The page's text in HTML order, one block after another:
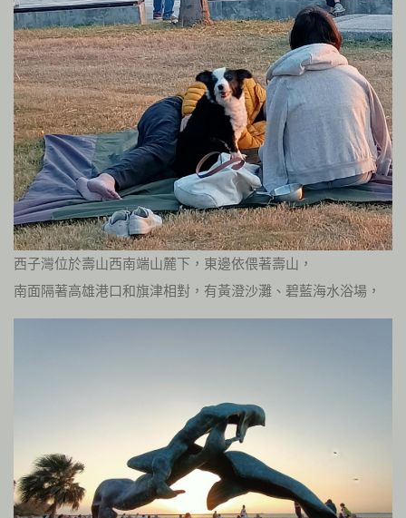
西子灣位於壽山西南端山麓下，東邊依偎著壽山，
南面隔著高雄港口和旗津相對，有黃澄沙灘、碧藍海水浴場，